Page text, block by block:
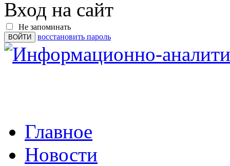
Вход на сайт
Не запоминать
восстановить пароль
Главное
Новости